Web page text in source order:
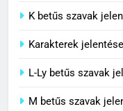
K betűs szavak
Karakterek jelentése
L-Ly betűs szavak
M betűs szavak